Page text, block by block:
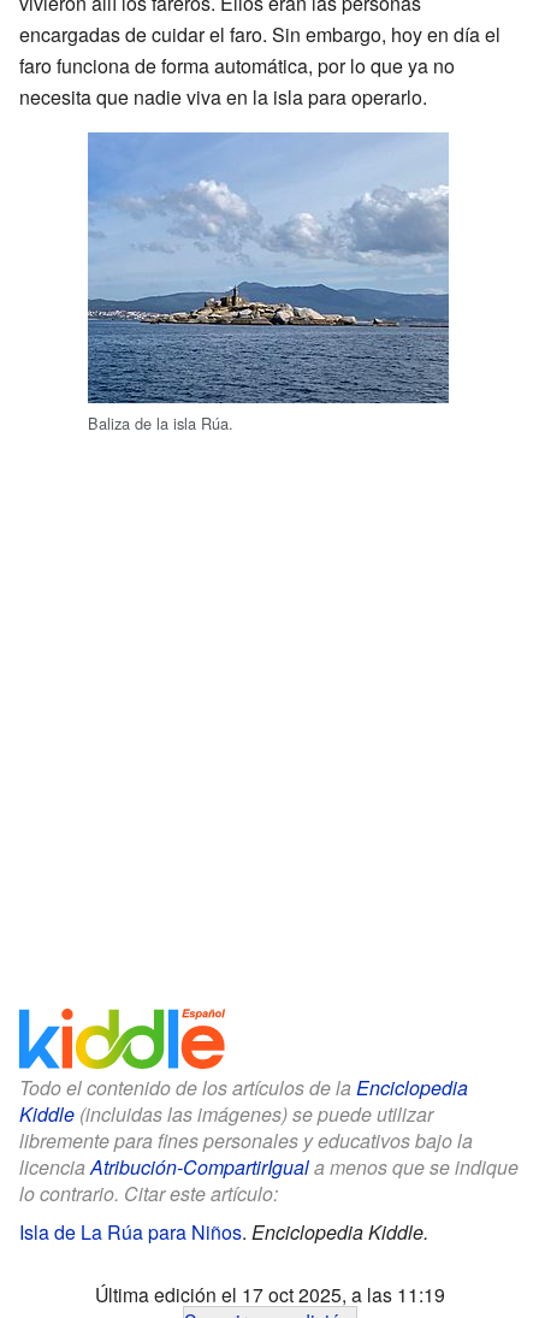
encargadas de cuidar el faro. Sin embargo, hoy en día el
faro funciona de forma automática, por lo que ya no
necesita que nadie viva en la isla para operarlo.
Baliza de la isla Rúa.
Todo el contenido de los artículos de la Enciclopedia
Kiddle (incluidas las imágenes) se puede utilizar
libremente para fines personales y educativos bajo la
licenciaAtribución-CompartirIguala menos que se indique
lo contrario. Citar este artículo:
Isla de La Rúa para Niños. Enciclopedia Kiddle.
Última edición el 17 oct 2025, a las 11:19